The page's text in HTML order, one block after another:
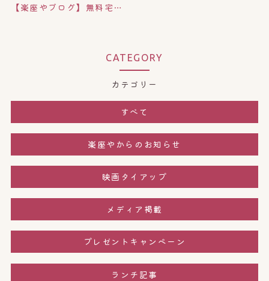
【楽座やブログ】無料宅配サービス付き☆ナチュラルスムージー屋さん。
CATEGORY
カテゴリー
すべて
楽座やからのお知らせ
映画タイアップ
メディア掲載
プレゼントキャンペーン
ランチ記事